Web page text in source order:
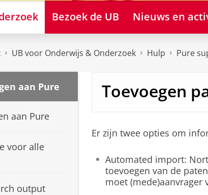
Bezoek de UB Nieuws en
UB voor Onderwijs & Onderzoek Hulp Pure
aan Pure
aan Pure
voor alle
output
Toevoegen
Er zijn twee opties om
Automated import:
toevoegen van de
moet (mede)aanvrager